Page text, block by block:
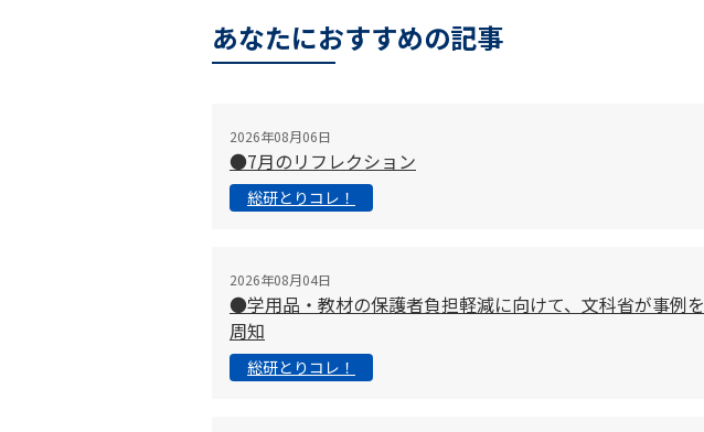
あなたにおすすめの記事
2026年08月06日
●7月のリフレクション
総研とりコレ！
2026年08月04日
●学用品・教材の保護者負担軽減に向けて、文科省が事例を
周知
総研とりコレ！